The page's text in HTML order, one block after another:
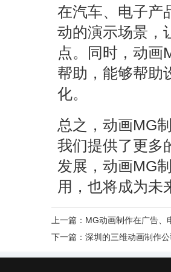
在汽车、电子产
动的演示场景，
点。同时，动画
帮助，能够帮助
化。
总之，动画MG
我们提供了更多
发展，动画MG
用，也将成为未
上一篇： MG动画制作在广告、
下一篇： 深圳的三维动画制作